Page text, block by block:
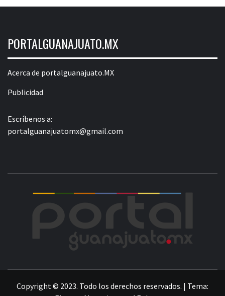
PORTALGUANAJUATO.MX
Acerca de portalguanajuato.MX
Publicidad
Escríbenos a:
portalguanajuatomx@gmail.com
Copyright © 2023. Todo los derechos reservados. | Tema: